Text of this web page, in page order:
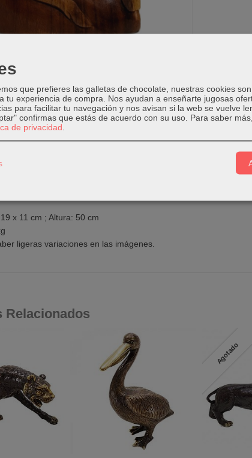
|Tags:artesania-de-indonesia ciervo woodcarving ciervo-
x 11 cm ; Altura: 50 cm
ligeras variaciones en las imágenes.
Relacionados
Agotado
que prefieres las galletas de chocolate, nuestras cookies
tu experiencia de compra. Nos ayudan a enseñarte jugosas
para facilitar tu navegación y nos avisan si la web se vuelve
confirmas que estás de acuerdo con su uso. Para saber
de privacidad